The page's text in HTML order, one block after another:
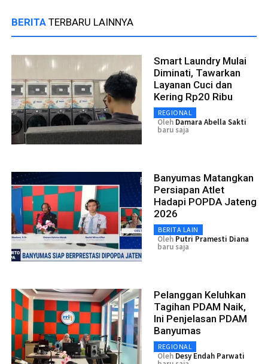
BERITA TERBARU LAINNYA
Smart Laundry Mulai
Diminati, Tawarkan
Layanan Cuci dan
Kering Rp20 Ribu
REGIONAL
Oleh Damara Abella Sakti
baru saja
Banyumas Matangkan
Persiapan Atlet
Hadapi POPDA Jateng
2026
BERITA LAIN
Oleh Putri Pramesti Diana
baru saja
Pelanggan Keluhkan
Tagihan PDAM Naik,
Ini Penjelasan PDAM
Banyumas
REGIONAL
Oleh Desy Endah Parwati